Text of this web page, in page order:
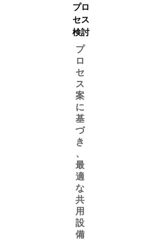
プロ
セス
検討
​プ
ロ
セ
ス
案
に
基
づ
き
、
最
適
な
共
用
設
備